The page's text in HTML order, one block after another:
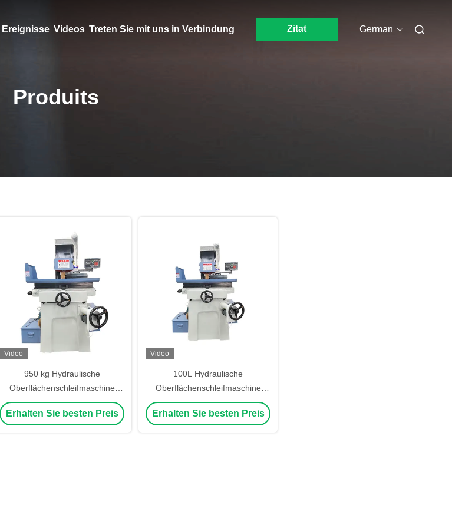
Ereignisse Videos Treten Sie mit uns in Verbindung Zitat German
Produits
Video
950 kg Hydraulische
Oberflächenschleifmaschine
Handbuch Kleine hydraulische
Schleifmaschine 40w
Erhalten Sie besten Preis
Video
100L Hydraulische
Oberflächenschleifmaschine
Automatische Schleifmaschine in
Tischgröße
Erhalten Sie besten Preis